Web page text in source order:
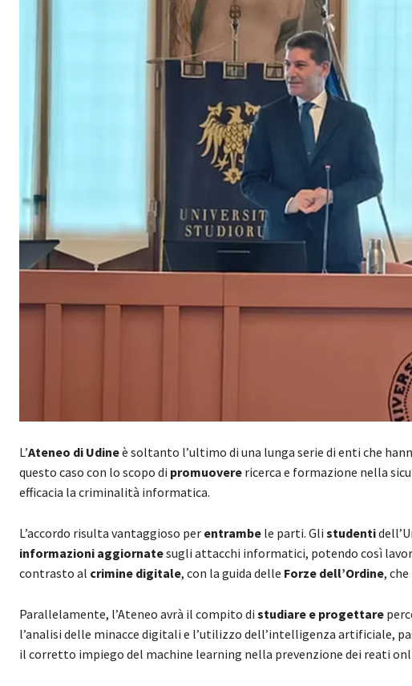
L’Ateneo di Udineè soltanto l’ultimo di una lunga serie di enti che
questo caso con lo scopo di promuovere ricerca e formazione nella
efficacia la criminalità informatica.
L’accordo risulta vantaggioso per entrambe le parti. Gli studenti
informazioni aggiornatesugli attacchi informatici, potendo così
contrasto al crimine digitale, con la guida delle Forze dell’Ordine,
Parallelamente, l’Ateneo avrà il compito di studiare e progettare
l’analisi delle minacce digitali e l’utilizzo dell’intelligenza artificiale,
il corretto impiego del machine learning nella prevenzione dei reati